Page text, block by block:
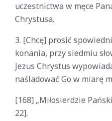
uczestnictwa w męce
Chrystusa.
3. [Chcę] prosić
konania, przy siedmiu
Jezus Chrystus
naśladować Go w miarę
[168] „Miłosierdzie
22].